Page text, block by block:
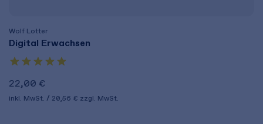
Wolf Lotter
Digital Erwachsen
22,00 €
inkl. MwSt. 20,56 € zzgl. MwSt.